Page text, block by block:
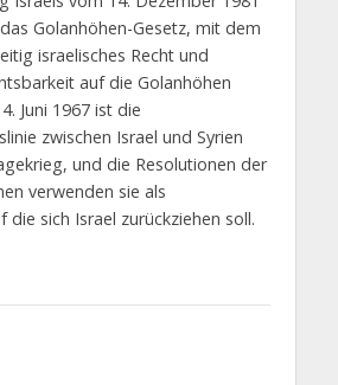
Golanhöhen-Gesetz, mit dem
israelisches Recht und
auf die Golanhöhen
Juni 1967 ist die
zwischen Israel und Syrien
und die Resolutionen der
verwenden sie als
die sich Israel zurückziehen soll.